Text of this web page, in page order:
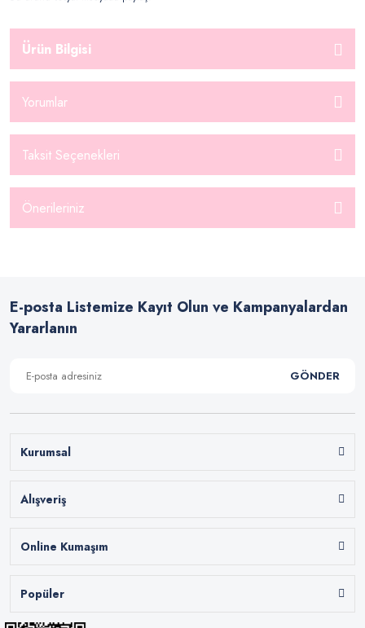
Ürün Bilgisi
Yorumlar
Taksit Seçenekleri
Önerileriniz
E-posta Listemize Kayıt Olun ve Kampanyalardan
Yararlanın
GÖNDER
Kurumsal
Alışveriş
Online Kumaşım
Popüler